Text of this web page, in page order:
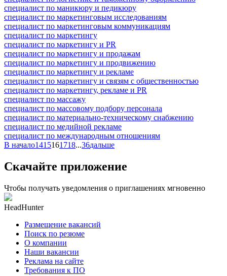
специалист по маникюру и педикюру
специалист по маркетинговым исследованиям
специалист по маркетинговым коммуникациям
специалист по маркетингу
специалист по маркетингу и PR
специалист по маркетингу и продажам
специалист по маркетингу и продвижению
специалист по маркетингу и рекламе
специалист по маркетингу и связям с общественностью
специалист по маркетингу, рекламе и PR
специалист по массажу
специалист по массовому подбору персонала
специалист по материально-техническому снабжению
специалист по медийной рекламе
специалист по международным отношениям
В начало1415161718...36дальше
Скачайте приложение
Чтобы получать уведомления о приглашениях мгновенно
HeadHunter
Размещение вакансий
Поиск по резюме
О компании
Наши вакансии
Реклама на сайте
Требования к ПО